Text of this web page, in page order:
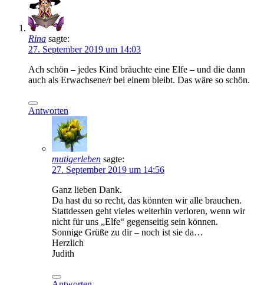
Rina sagte:
27. September 2019 um 14:03
Ach schön – jedes Kind bräuchte eine Elfe – und die dann
auch als Erwachsene/r bei einem bleibt. Das wäre so schön.
Antworten
mutigerleben sagte:
27. September 2019 um 14:56
Ganz lieben Dank.
Da hast du so recht, das könnten wir alle brauchen.
Stattdessen geht vieles weiterhin verloren, wenn wir
nicht für uns „Elfe“ gegenseitig sein können.
Sonnige Grüße zu dir – noch ist sie da…
Herzlich
Judith